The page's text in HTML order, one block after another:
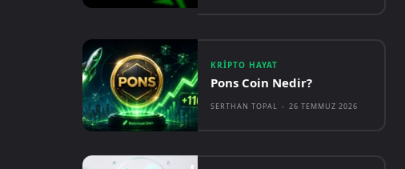
KRIPTO HAYAT
Pons Coin Nedir?
SERTHAN TOPAL - 26 TEMMUZ 2026